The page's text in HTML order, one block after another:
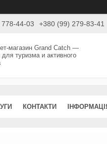
44-03 +380 (99) 279-83-41
магазин Grand Catch —
туризма и активного
КОНТАКТИ